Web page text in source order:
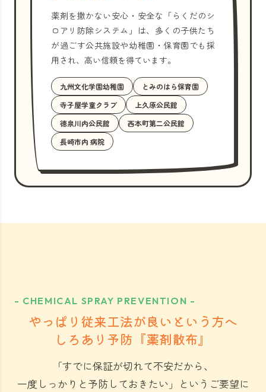
薬剤を撒かない安心・安全な「らくだのシ
ロアリ防除システム」は、多くの子供たち
が過ごす公共施設や幼稚園・保育園でも採
用され、高い信頼を得ています。
九州文化学園幼稚園
とみのはら保育園
寺子屋学童クラブ
上久原公民館
徳泉川内公民館
西本町第二公民館
長崎市内 病院
- CHEMICAL SPRAY PREVENTION -
やっぱり従来工法が良いという方へ
しろあり予防『薬剤散布』
「すでに保証が切れて不安だから、
一度しっかりと予防しておきたい」 というご要望に